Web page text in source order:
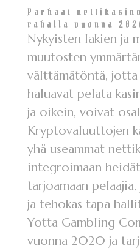
Parhaat
rahalla vuonna
Nykyisten lakien ja
muutosten
välttämätöntä, jotta
haluavat pelata
ja oikein, voivat
Kryptovaluuttojen
yhä useammat
integroimaan
tarjoamaan
ja tehokas tapa
Yotta Gambling
vuonna 2020 ja